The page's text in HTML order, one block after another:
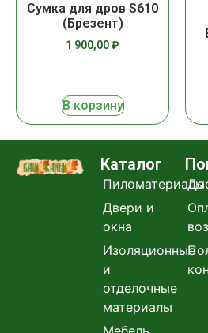
Сумка для дров S610
(Брезент)
1 900,00₽
В корзину
Каталог
Пиломатериалы
Двери и
окна
Изоляционные
и
отделочные
материалы